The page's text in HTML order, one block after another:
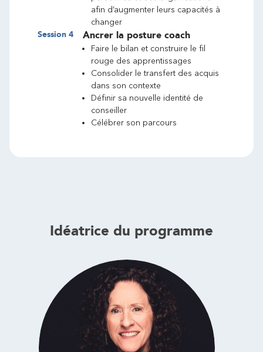
afin d’augmenter leurs capacités à
changer
Session 4 Ancrer la posture coach
Faire le bilan et construire le fil
rouge des apprentissages
Consolider le transfert des acquis
dans son contexte
Définir sa nouvelle identité de
conseiller
Célébrer son parcours
Idéatrice du programme